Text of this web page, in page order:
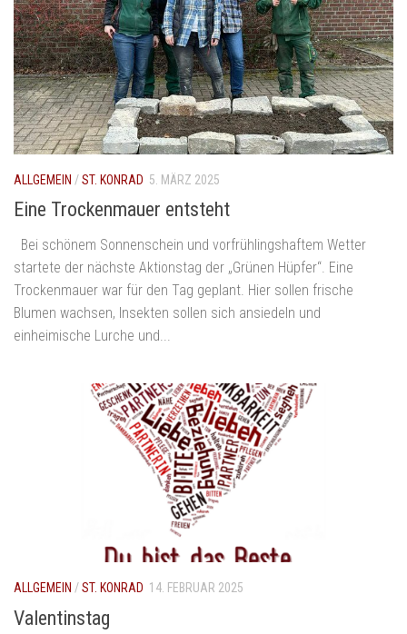
ALLGEMEIN /ST. KONRAD 5. MÄRZ 2025
Eine Trockenmauer entsteht
Bei schönem Sonnenschein und vorfrühlingshaftem Wetter
startete der nächste Aktionstag der „Grünen Hüpfer“. Eine
Trockenmauer war für den Tag geplant. Hier sollen frische
Blumen wachsen, Insekten sollen sich ansiedeln und
einheimische Lurche und...
ALLGEMEIN /ST. KONRAD 14. FEBRUAR 2025
Valentinstag